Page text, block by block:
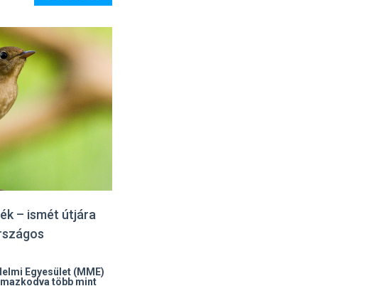
– ismét útjára
Egyesület (MME)
több mint